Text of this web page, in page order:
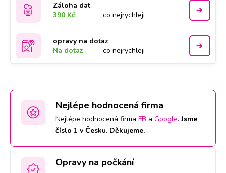
Záloha dat
390 Kč
co nejrychleji
opravy na dotaz
Na dotaz
co nejrychleji
Nejlépe hodnocená firma
Nejlépe hodnocená firma FB a Google.Jsme
číslo 1 v Česku. Děkujeme.
Opravy na počkání